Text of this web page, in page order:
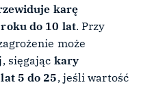
karę
do 10 lat. Przy
może
sięgając kary
5 do 25, jeśli wartość